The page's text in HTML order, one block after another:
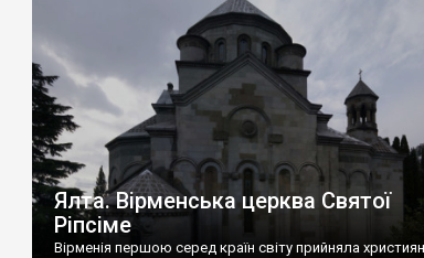
називаються «повстяками» (postaki)…” “Вино. Крим
виробляє відмінне вино і його вдосталь: воно все
легке біле і дуже […]
Ялта. Вірменська церква Святої
Ріпсіме
Вірменія першою серед країн світу прийняла